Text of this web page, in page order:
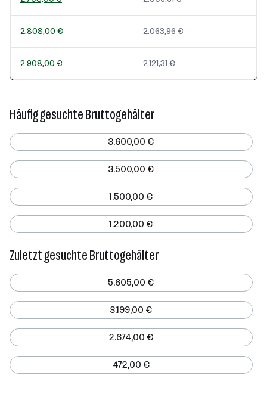
2.808,00 € 2.063,96 €
2.908,00 € 2.121,31 €
Häufig gesuchte Bruttogehälter
3.600,00 €
3.500,00 €
1.500,00 €
1.200,00 €
Zuletzt gesuchte Bruttogehälter
5.605,00 €
3.199,00 €
2.674,00 €
472,00 €